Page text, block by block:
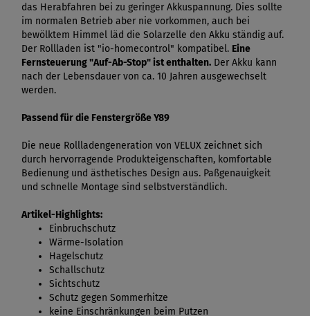
das Herabfahren bei zu geringer Akkuspannung. Dies sollte
im normalen Betrieb aber nie vorkommen, auch bei
bewölktem Himmel läd die Solarzelle den Akku ständig auf.
Der Rollladen ist "io-homecontrol" kompatibel. Eine
Fernsteuerung "Auf-Ab-Stop" ist enthalten. Der Akku kann
nach der Lebensdauer von ca. 10 Jahren ausgewechselt
werden.
Passend für die Fenstergröße Y89
Die neue Rollladengeneration von VELUX zeichnet sich
durch hervorragende Produkteigenschaften, komfortable
Bedienung und ästhetisches Design aus. Paßgenauigkeit
und schnelle Montage sind selbstverständlich.
Artikel-Highlights:
Einbruchschutz
Wärme-Isolation
Hagelschutz
Schallschutz
Sichtschutz
Schutz gegen Sommerhitze
keine Einschränkungen beim Putzen